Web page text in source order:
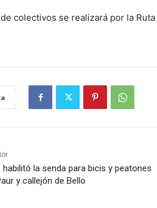
colectivos se realizará por la
habilitó la senda para bicis y peatones
y callejón de Bello